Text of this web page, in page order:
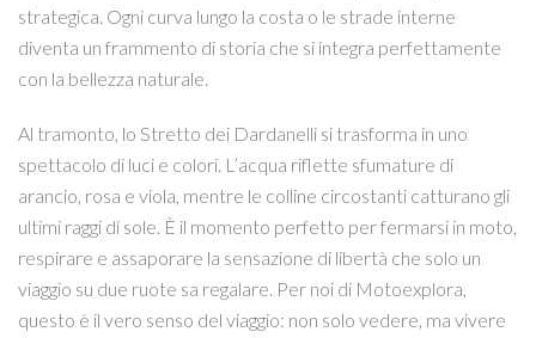
strategica. Ogni curva lungo la costa o le strade interne
diventa un frammento di storia che si integra perfettamente
con la bellezza naturale.
Al tramonto, lo Stretto dei Dardanelli si trasforma in uno
spettacolo di luci e colori. L’acqua riflette sfumature di
arancio, rosa e viola, mentre le colline circostanti catturano gli
ultimi raggi di sole. È il momento perfetto per fermarsi in moto,
respirare e assaporare la sensazione di libertà che solo un
viaggio su due ruote sa regalare. Per noi di Motoexplora,
questo è il vero senso del viaggio: non solo vedere, ma vivere